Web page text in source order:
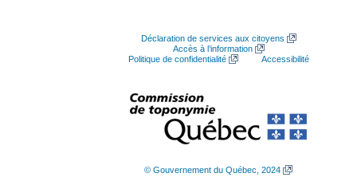
Déclaration de services aux citoyens
Accès à l’information
Politique de confidentialité
Accessibilité
© Gouvernement du Québec, 2024